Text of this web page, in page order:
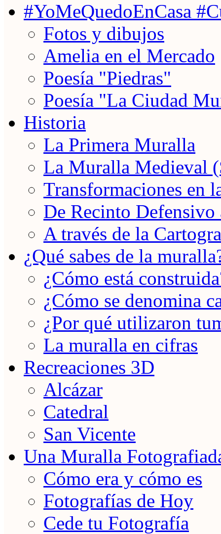
#YoMeQuedoEnCasa
Fotos y dibujos
Amelia en el Mercado
Poesía "Piedras"
Poesía "La Ciudad
Historia
La Primera Muralla
La Muralla Medieval
Transformaciones
De Recinto
A través de la
¿Qué sabes de la
¿Cómo está
¿Cómo se denomina
¿Por qué utilizaron
La muralla en cifras
Recreaciones 3D
Alcázar
Catedral
San Vicente
Una Muralla
Cómo era y cómo es
Fotografías de Hoy
Cede tu Fotografía